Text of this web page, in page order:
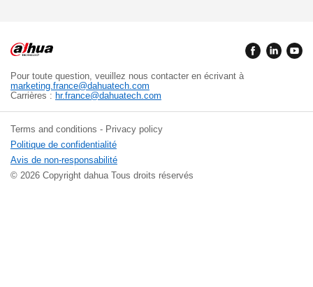
Pour toute question, veuillez nous contacter en écrivant à
marketing.france@dahuatech.com
Carrières : hr.france@dahuatech.com
Terms and conditions - Privacy policy
Politique de confidentialité
Avis de non-responsabilité
© 2026 Copyright dahua Tous droits réservés